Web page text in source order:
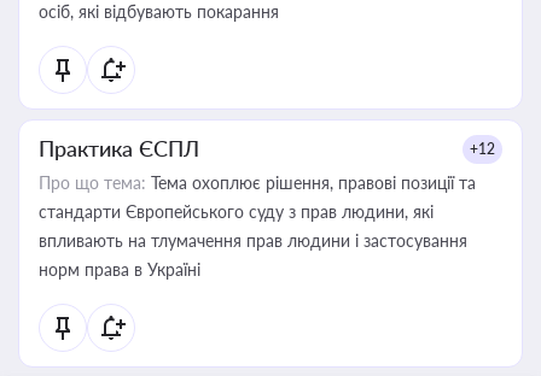
осіб, які відбувають покарання
Практика ЄСПЛ +12
Про що тема: Тема охоплює рішення, правові позиції та
стандарти Європейського суду з прав людини, які
впливають на тлумачення прав людини і застосування
норм права в Україні